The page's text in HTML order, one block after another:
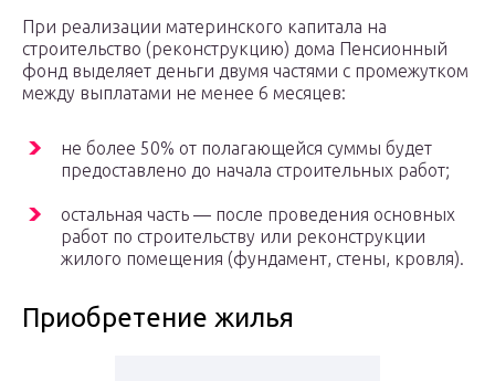
При реализации материнского капитала на
строительство (реконструкцию) дома Пенсионный
фонд выделяет деньги двумя частями с промежутком
между выплатами не менее 6 месяцев:
не более 50% от полагающейся суммы будет
предоставлено до начала строительных работ;
остальная часть — после проведения основных
работ по строительству или реконструкции
жилого помещения (фундамент, стены, кровля).
Приобретение жилья